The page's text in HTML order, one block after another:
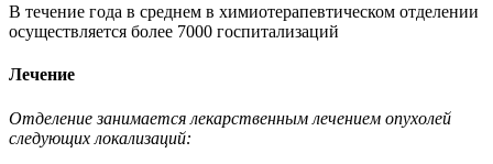
В течение года в среднем в химиотерапевтическом отделении
осуществляется более 7000 госпитализаций
Лечение
Отделение занимается лекарственным лечением опухолей
следующих локализаций: